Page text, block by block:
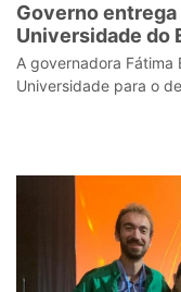
Governo
Universidade do
A governadora
Universidade para o